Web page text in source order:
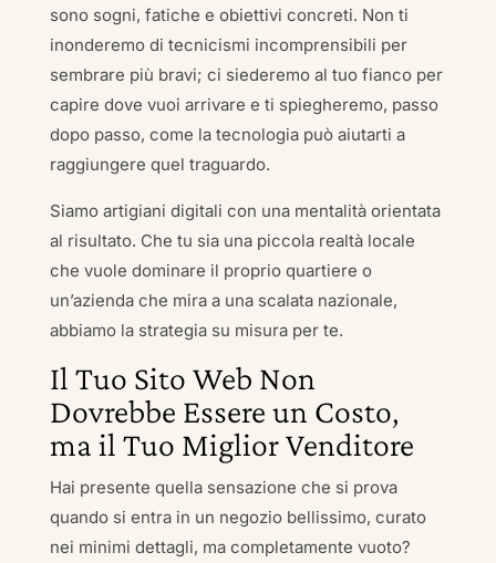
sono sogni, fatiche e obiettivi concreti. Non ti
inonderemo di tecnicismi incomprensibili per
sembrare più bravi; ci siederemo al tuo fianco per
capire dove vuoi arrivare e ti spiegheremo, passo
dopo passo, come la tecnologia può aiutarti a
raggiungere quel traguardo.
Siamo artigiani digitali con una mentalità orientata
al risultato. Che tu sia una piccola realtà locale
che vuole dominare il proprio quartiere o
un’azienda che mira a una scalata nazionale,
abbiamo la strategia su misura per te.
Il Tuo Sito Web Non
Dovrebbe Essere un Costo,
ma il Tuo Miglior Venditore
Hai presente quella sensazione che si prova
quando si entra in un negozio bellissimo, curato
nei minimi dettagli, ma completamente vuoto?